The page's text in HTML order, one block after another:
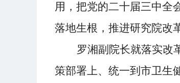
用，把党的二十届三中全
落地生根 ， 推进研究院改
罗湘副院长就落实改
策部署上、统一到市卫生